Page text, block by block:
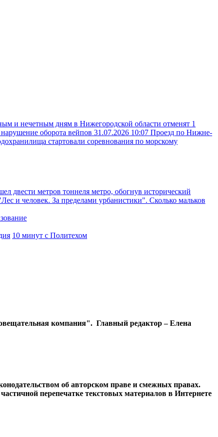
и нечетным дням в Нижегородской области отменят 1
оборота вейпов 31.07.2026 10:07 Проезд по Нижне-
стартовали соревнования по морскому
двести метров тоннеля метро, обогнув исторический
и человек. За пределами урбанистики". Сколько мальков
10 минут с Политехом
компания". Главный редактор – Елена
об авторском праве и смежных правах.
перепечатке текстовых материалов в Интернете